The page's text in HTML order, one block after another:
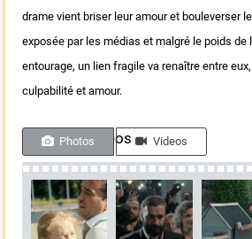
drame vient briser leur amour et bouleverser
exposée par les médias et malgré le poids de
entourage, un lien fragile va renaître entre
culpabilité et amour.
Photos & videos
Photos Videos